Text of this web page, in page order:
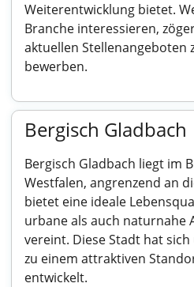
Weiterentwicklung bietet.
Branche interessieren,
aktuellen Stellenangeboten
bewerben.
Bergisch Gladbach
Bergisch Gladbach liegt im
Westfalen, angrenzend an
bietet eine ideale
urbane als auch naturnahe
vereint. Diese Stadt hat
zu einem attraktiven
entwickelt.